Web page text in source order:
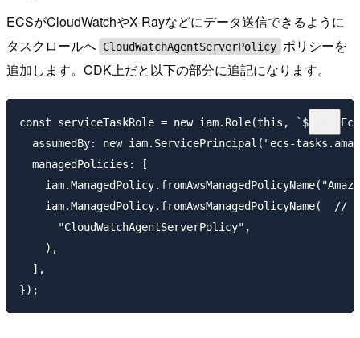
ECSがCloudWatchやX-Rayなどにデータ送信できるように
タスクロールへ CloudWatchAgentServerPolicy ポリシーを
追加します。CDK上だと以下の部分に追記になります。
const serviceTaskRole = new iam.Role(this, `${id}-
assumedBy: new iam.ServicePrincipal("ecs-
  managedPolicies: [
iam.ManagedPolicy.fromAwsManagedPolicyName(  // ←
      "CloudWatchAgentServerPolicy",
    ),
  ],